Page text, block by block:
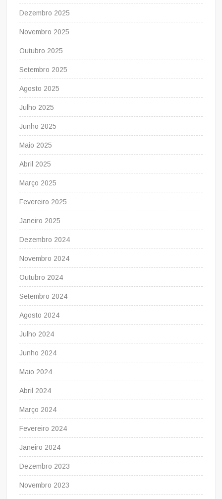
Dezembro 2025
Novembro 2025
Outubro 2025
Setembro 2025
Agosto 2025
Julho 2025
Junho 2025
Maio 2025
Abril 2025
Março 2025
Fevereiro 2025
Janeiro 2025
Dezembro 2024
Novembro 2024
Outubro 2024
Setembro 2024
Agosto 2024
Julho 2024
Junho 2024
Maio 2024
Abril 2024
Março 2024
Fevereiro 2024
Janeiro 2024
Dezembro 2023
Novembro 2023